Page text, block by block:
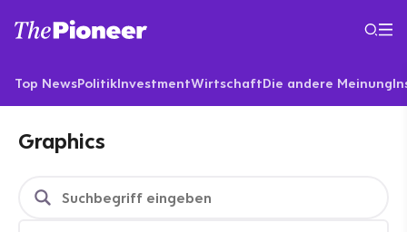
Top NewsPolitikInvestmentWirtschaftDie andere Meinung
Graphics